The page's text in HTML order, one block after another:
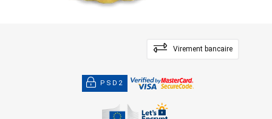
Virement bancaire
PSD2